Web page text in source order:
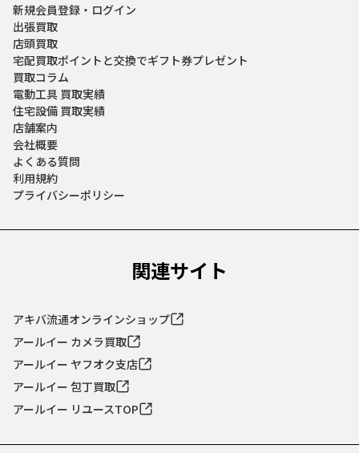
新規会員登録・ログイン
出張買取
店頭買取
宅配買取ポイントと交換でギフト券プレゼント
買取コラム
電動工具 買取実績
住宅設備 買取実績
店舗案内
会社概要
よくある質問
利用規約
プライバシーポリシー
関連サイト
アキバ流通オンラインショップ
アールイー カメラ買取
アールイー ヤフオク支店
アールイー 包丁買取
アールイー リユースTOP